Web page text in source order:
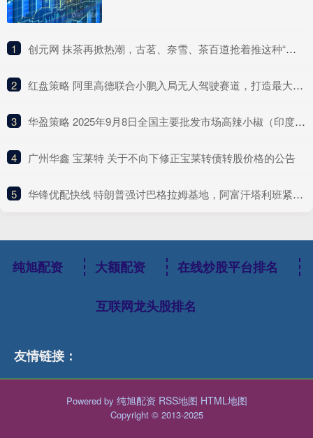
1 ​创元网 抹茶再掀热潮，古茗、奈雪、茶百道抢着推这种“浓”新品
2 ​红盘策略 阿里高德联合小鹏入局无人驾驶赛道，打造最大Robotaxi聚合平台
3 ​华盈策略 2025年9月8日全国主要批发市场高辣小椒（印度S17）价格行情
4 ​广州华鑫 宝莱特 关于不向下修正宝莱转债转股价格的公告
5 ​华锋优配快线 特朗普强讨巴格拉姆基地，阿富汗塔利班紧急应对
纯旭配资 大额配资 在线炒股平台排名
互联网龙头股排名
友情链接：
Powered by 纯旭配资 RSS地图 HTML地图
Copyright © 2013-2025